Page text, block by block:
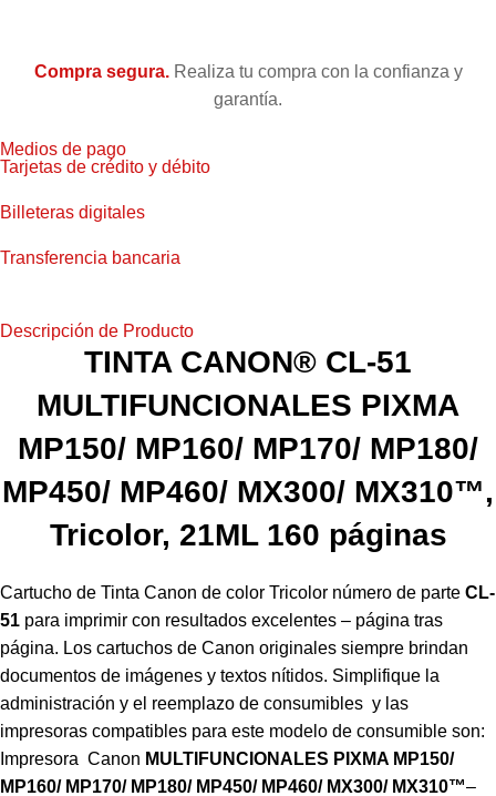
Compra segura.Realiza tu compra con la confianza y
garantía.
Medios de pago
Tarjetas de crédito y débito
Billeteras digitales
Transferencia bancaria
Descripción de Producto
TINTA CANON® CL-51
MULTIFUNCIONALES PIXMA
MP150/ MP160/ MP170/ MP180/
MP450/ MP460/ MX300/ MX310™,
Tricolor, 21ML 160 páginas
Cartucho de Tinta Canon de color Tricolor número de parte CL-
51 para imprimir con resultados excelentes – página tras
página. Los cartuchos de Canon originales siempre brindan
documentos de imágenes y textos nítidos. Simplifique la
administración y el reemplazo de consumibles y las
impresoras compatibles para este modelo de consumible son:
Impresora Canon MULTIFUNCIONALES PIXMA MP150/
MP160/ MP170/ MP180/ MP450/ MP460/ MX300/ MX310™–